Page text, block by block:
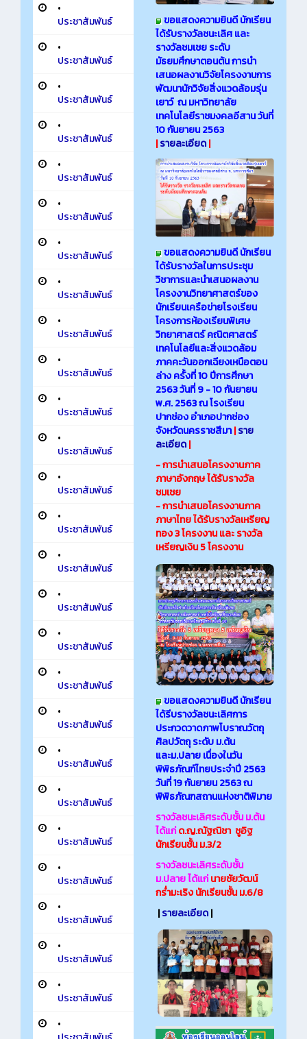
•
ประชาสัมพันธ์
•
ประชาสัมพันธ์
•
ประชาสัมพันธ์
•
ประชาสัมพันธ์
•
ประชาสัมพันธ์
•
ประชาสัมพันธ์
•
ประชาสัมพันธ์
•
ประชาสัมพันธ์
•
ประชาสัมพันธ์
•
ประชาสัมพันธ์
•
ประชาสัมพันธ์
•
ประชาสัมพันธ์
•
ประชาสัมพันธ์
•
ประชาสัมพันธ์
•
ประชาสัมพันธ์
•
ประชาสัมพันธ์
•
ประชาสัมพันธ์
•
ประชาสัมพันธ์
•
ประชาสัมพันธ์
•
ประชาสัมพันธ์
•
ประชาสัมพันธ์
•
ประชาสัมพันธ์
•
ประชาสัมพันธ์
•
ประชาสัมพันธ์
•
ประชาสัมพันธ์
•
ประชาสัมพันธ์
•
ขอแสดงความยินดี นักเรียน
ได้รับรางวัลชนะเลิศ และ
รางวัลชมเชย ระดับ
มัธยมศึกษาตอนต้น การนำ
เสนอผลงานวิจัยโครงงานการ
พัฒนานักวิจัยสิ่งแวดล้อมรุ่น
เยาว์ ณ มหาวิทยาลัย
เทคโนโลยีราชมงคลอีสาน วันที่
10 กันยายน 2563
|รายละเอียด|
ขอแสดงความยินดี นักเรียน
ได้รับรางวัลในการประชุม
วิชาการและนำเสนอผลงาน
โครงงานวิทยาศาสตร์ของ
นักเรียนเครือข่ายโรงเรียน
โครงการห้องเรียนพิเศษ
วิทยาศาสตร์ คณิตศาสตร์
เทคโนโลยีและสิ่งแวดล้อม
ภาคคะวันออกเฉียงเหนือตอน
ล่าง ครั้งที่ 10 ปีการศึกษา
2563 วันที่ 9 - 10 กันยายน
พ.ศ. 2563 ณ โรงเรียน
ปากช่อง อำเภอปากช่อง
จังหวัดนครราชสีมา|ราย
ละเอียด|
- การนำเสนอโครงงานภาค
ภาษาอังกฤษ ได้รับรางวัล
ชมเชย
- การนำเสนอโครงงานภาค
ภาษาไทย ได้รับรางวัลเหรียญ
ทอง 3 โครงงาน และ รางวัล
เหรียญเงิน 5 โครงงาน
ขอแสดงความยินดี นักเรียน
ได้รีบรางวัลชนะเลิศการ
ประกวดวาดภาพโบราณวัตถุ
ศิลปวัตถุ ระดับ ม.ต้น
และม.ปลาย เนื่องในวัน
พิพิธภัณฑ์ไทยประจำปี 2563
วันที่ 19 กันยายน 2563 ณ
พิพิธภัณฑสถานแห่งชาติพิมาย
รางวัลชนะเลิศระดับชั้น ม.ต้น
ได้แก่ด.ญ.ณัฐณิชา ชูอิฐ
นักเรียนชั้น ม.3/2
รางวัลชนะเลิศระดับชั้น
ม.ปลาย ได้แก่นายชัยวัฒน์
กร่ำมะเริง นักเรียนชั้น ม.6/8
|รายละเอียด|